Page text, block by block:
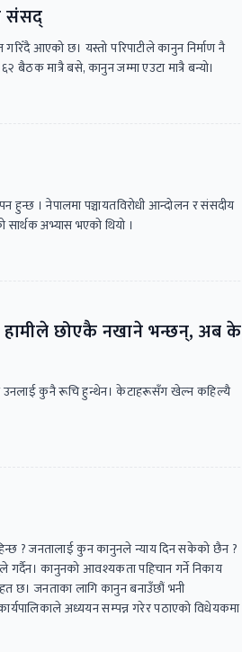
संसद्
आएको छ। यस्तो परिपाटीले कानुन निर्माण नै
बैठक मात्रै बसे, कानुन जम्मा एउटा मात्रै बन्यो।
। नेपालमा पञ्चायतविरोधी आन्दोलन र संसदीय
सार्थक अभ्यास भएको थियो ।
हामीले छोएकै नखाने भन्छन्, अब के
कुनै रूचि हुन्थेन। केटाहरूसँग खेल्न कहिल्यै
? जनतालाई कुन कानुनले न्याय दिन सकेको छैन ?
गर्दैन। कानुनको आवश्यकता पहिचान गर्ने निकाय
छ। जनताका लागि कानुन बनाउँछौं भनी
अध्ययन सम्पन्न गरेर पठाएको विधेयकमा